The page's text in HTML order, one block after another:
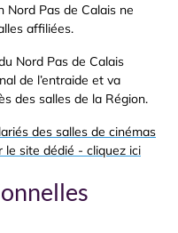
Nord Pas de Calais ne
affiliées.
Nord Pas de Calais
de l’entraide et va
des salles de la Région.
des salles de cinémas
le site dédié - cliquez ici